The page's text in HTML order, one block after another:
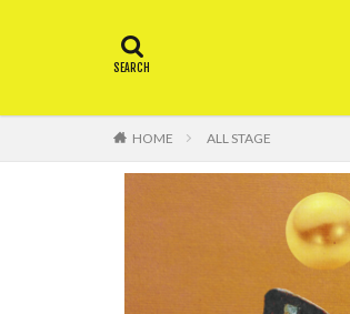
HOME ALL STAGE